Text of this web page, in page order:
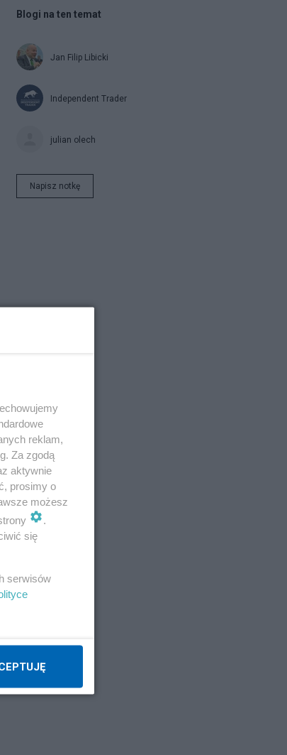
Blogi na ten temat
Jan Filip Libicki
Independent Trader
julian olech
Napisz notkę
reklam,
Za zgodą
aktywnie
prosimy o
możesz
.
się
serwisów